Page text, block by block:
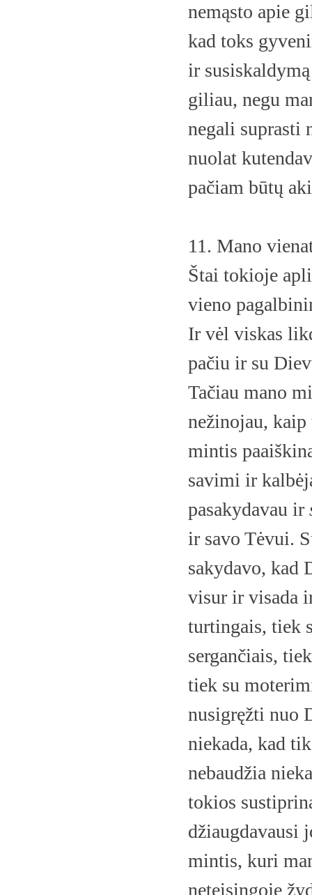
nemąsto apie
kad toks
ir
giliau, negu
negali suprasti
nuolat
pačiam būtų
11. Mano
Štai tokioje
vieno
Ir vėl viskas
pačiu ir su
Tačiau mano
nežinojau,
mintis
savimi ir
pasakydavau ir
ir savo Tėvui.
sakydavo, kad
visur ir visada
turtingais, tiek
sergančiais,
tiek su
nusigręžti nuo
niekada, kad
nebaudžia
tokios
džiaugdavausi
mintis, kuri
neteisingoje